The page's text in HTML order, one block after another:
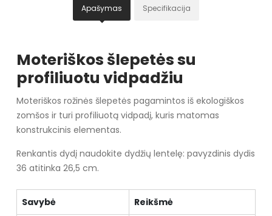
Apašymas Specifikacija
Moteriškos šlepetės su
profiliuotu vidpadžiu
Moteriškos rožinės šlepetės pagamintos iš ekologiškos
zomšos ir turi profiliuotą vidpadį, kuris matomas
konstrukcinis elementas.
Renkantis dydį naudokite dydžių lentelę: pavyzdinis dydis
36 atitinka 26,5 cm.
Savybė Reikšmė